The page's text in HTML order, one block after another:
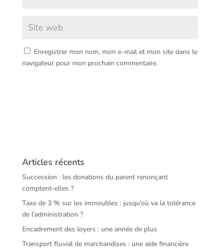
Enregistrer mon nom, mon e-mail et mon site dans le
navigateur pour mon prochain commentaire.
Articles récents
Succession : les donations du parent renonçant
comptent-elles ?
Taxe de 3 % sur les immeubles : jusqu’où va la tolérance
de l’administration ?
Encadrement des loyers : une année de plus
Transport fluvial de marchandises : une aide financière